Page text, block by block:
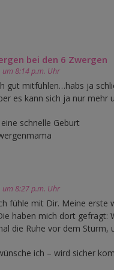
bei den 6 Zwergen
8:14 p.m. Uhr
gut mitfühlen…habs ja
es kann sich ja nur
schnelle Geburt
8:27 p.m. Uhr
fühle mit Dir. Meine
haben mich dort gefragt:
die Ruhe vor dem Sturm,
ich – wird sicher